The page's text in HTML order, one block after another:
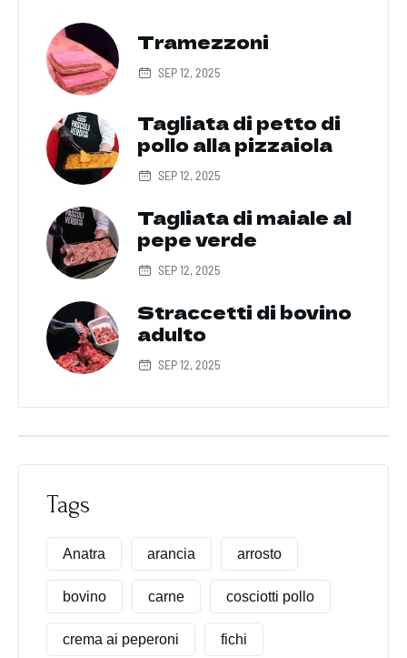
Tramezzoni
SEP 12, 2025
Tagliata di petto di
pollo alla pizzaiola
SEP 12, 2025
Tagliata di maiale al
pepe verde
SEP 12, 2025
Straccetti di bovino
adulto
SEP 12, 2025
Tags
Anatra arancia arrosto
bovino carne cosciotti pollo
crema ai peperoni fichi